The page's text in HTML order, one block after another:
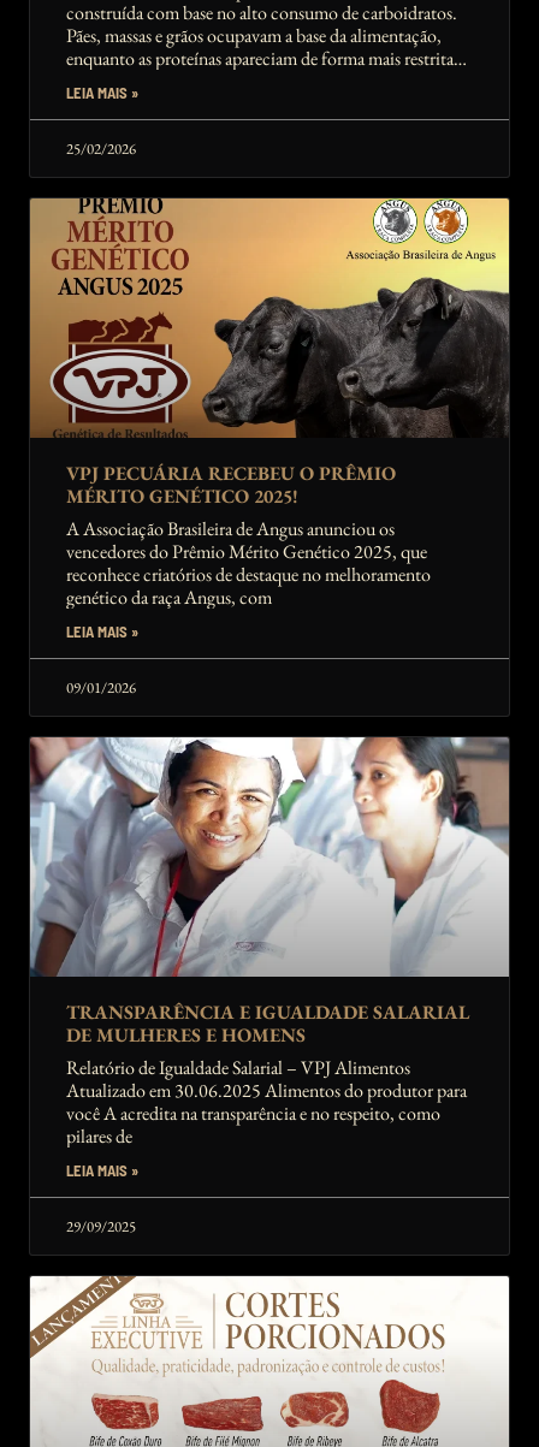
construída com base no alto consumo de carboidratos.
Pães, massas e grãos ocupavam a base da alimentação,
enquanto as proteínas apareciam de forma mais restrita
no topo.
LEIA MAIS »
25/02/2026
VPJ PECUÁRIA RECEBEU O PRÊMIO
MÉRITO GENÉTICO 2025!
A Associação Brasileira de Angus anunciou os
vencedores do Prêmio Mérito Genético 2025, que
reconhece criatórios de destaque no melhoramento
genético da raça Angus, com
LEIA MAIS »
09/01/2026
TRANSPARÊNCIA E IGUALDADE SALARIAL
DE MULHERES E HOMENS
Relatório de Igualdade Salarial – VPJ Alimentos
Atualizado em 30.06.2025 Alimentos do produtor para
você A acredita na transparência e no respeito, como
pilares de
LEIA MAIS »
29/09/2025